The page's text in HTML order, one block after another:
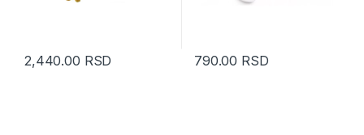
2,440.00 RSD 790.00 RSD